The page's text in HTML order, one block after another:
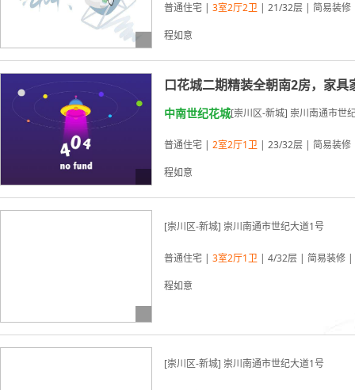
03-19更新
03-19更新
普通住宅 | 3室2厅2卫 | 21/32层 | 简易装
程如意
03-19更新
口花城二期精装全朝南2房，家
中南世纪花城[崇川区-新城] 崇川南通市世
普通住宅 | 2室2厅1卫 | 23/32层 | 简易装
程如意
[崇川区-新城] 崇川南通市世纪大道1号
普通住宅 | 3室2厅1卫 | 4/32层 | 简易装修
程如意
[崇川区-新城] 崇川南通市世纪大道1号